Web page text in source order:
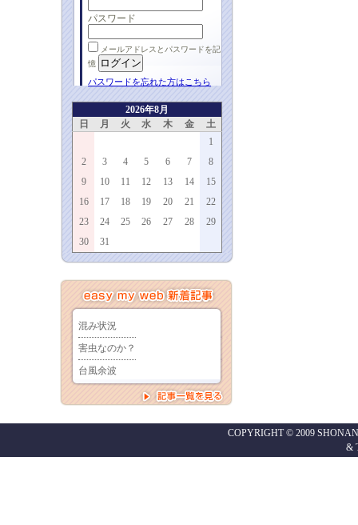
パスワード
メールアドレスとパスワードを記
憶
パスワードを忘れた方はこちら
2026年8月
日
月 火 水 木 金
土
1
2
3 4 5 6 7
8
9
10 11 12 13 14
15
16
17 18 19 20 21
22
23
24 25 26 27 28
29
30
31
COPYRIGHT © 2009
&